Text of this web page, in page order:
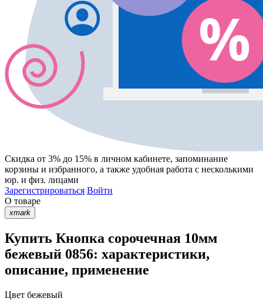
Скидка от 3% до 15% в личном кабинете, запоминание
корзины и избранного, а также удобная работа с несколькими
юр. и физ. лицами
Зарегистрироваться Войти
О товаре
xmark
Купить Кнопка сорочечная 10мм
бежевый 0856: характеристики,
описание, применение
Цвет бежевый